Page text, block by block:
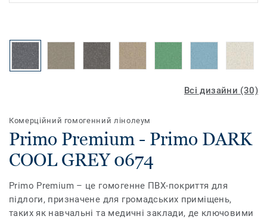
Всі дизайни (30)
Комерційний гомогенний лінолеум
Primo Premium - Primo DARK
COOL GREY 0674
Primo Premium – це гомогенне ПВХ-покриття для
підлоги, призначене для громадських приміщень,
таких як навчальні та медичні заклади, де ключовими